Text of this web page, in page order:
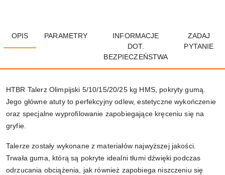
OPIS PARAMETRY
INFORMACJE
DOT.
BEZPIECZEŃSTWA
ZADAJ
PYTANIE
HTBR Talerz Olimpijski 5/10/15/20/25 kg HMS, pokryty gumą.
Jego główne atuty to perfekcyjny odlew, estetyczne wykończenie
oraz specjalne wyprofilowanie zapobiegające kręceniu się na
gryfie.
Talerze zostały wykonane z materiałów najwyższej jakości.
Trwała guma, którą są pokryte idealni tłumi dźwięki podczas
odrzucania obciążenia, jak również zapobiega niszczeniu się